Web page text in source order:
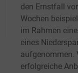
den Ernstfall
Wochen
im Rahmen
eines
aufgenommen.
erfolgreiche